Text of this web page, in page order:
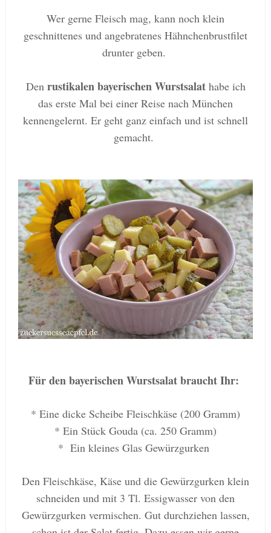
Wer gerne Fleisch mag, kann noch klein
geschnittenes und angebratenes Hähnchenbrustfilet
drunter geben.
Den rustikalen bayerischen Wurstsalathabe ich
das erste Mal bei einer Reise nach München
kennengelernt. Er geht ganz einfach und ist schnell
gemacht.
Für den bayerischen Wurstsalat braucht Ihr:
* Eine dicke Scheibe Fleischkäse (200 Gramm)
* Ein Stück Gouda (ca. 250 Gramm)
* Ein kleines Glas Gewürzgurken
Den Fleischkäse, Käse und die Gewürzgurken klein
schneiden und mit 3 Tl. Essigwasser von den
Gewürzgurken vermischen. Gut durchziehen lassen,